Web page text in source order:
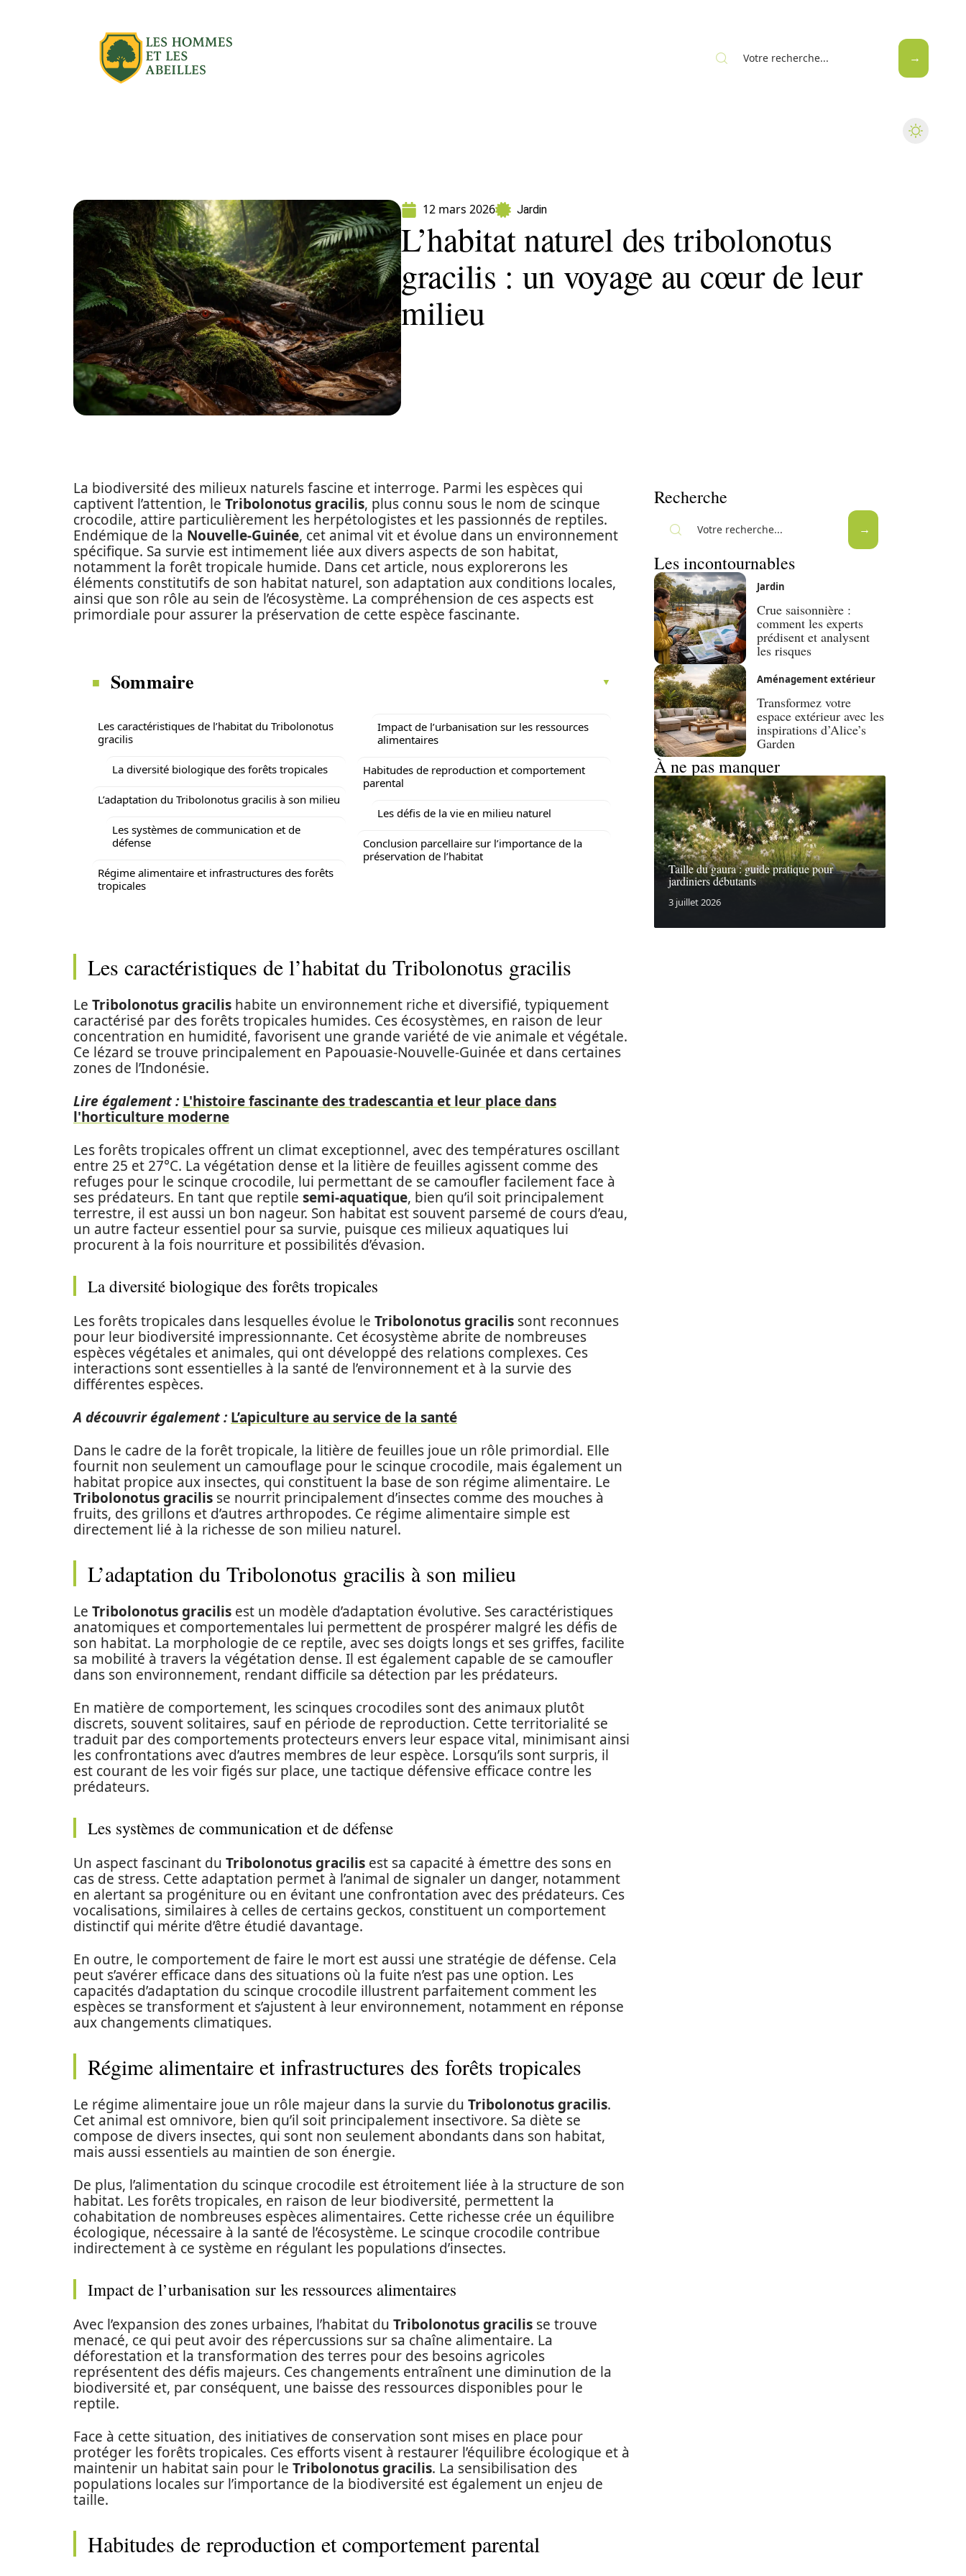
12 mars 2026 Jardin
L’habitat naturel des tribolonotus
gracilis : un voyage au cœur de leur
milieu
La biodiversité des milieux naturels fascine et interroge. Parmi les espèces qui
captivent l’attention, le Tribolonotus gracilis, plus connu sous le nom de scinque
crocodile, attire particulièrement les herpétologistes et les passionnés de reptiles.
Endémique de la Nouvelle-Guinée, cet animal vit et évolue dans un environnement
spécifique. Sa survie est intimement liée aux divers aspects de son habitat,
notamment la forêt tropicale humide. Dans cet article, nous explorerons les
éléments constitutifs de son habitat naturel, son adaptation aux conditions locales,
ainsi que son rôle au sein de l’écosystème. La compréhension de ces aspects est
primordiale pour assurer la préservation de cette espèce fascinante.
Sommaire
Les caractéristiques de l’habitat du Tribolonotus
gracilis
La diversité biologique des forêts tropicales
L’adaptation du Tribolonotus gracilis à son milieu
Les systèmes de communication et de
défense
Régime alimentaire et infrastructures des forêts
tropicales
Impact de l’urbanisation sur les ressources
alimentaires
Habitudes de reproduction et comportement
parental
Les défis de la vie en milieu naturel
Conclusion parcellaire sur l’importance de la
préservation de l’habitat
Les caractéristiques de l’habitat du Tribolonotus gracilis
Le Tribolonotus gracilis habite un environnement riche et diversifié, typiquement
caractérisé par des forêts tropicales humides. Ces écosystèmes, en raison de leur
concentration en humidité, favorisent une grande variété de vie animale et végétale.
Ce lézard se trouve principalement en Papouasie-Nouvelle-Guinée et dans certaines
zones de l’Indonésie.
Lire également : L'histoire fascinante des tradescantia et leur place dans
l'horticulture moderne
Les forêts tropicales offrent un climat exceptionnel, avec des températures oscillant
entre 25 et 27°C. La végétation dense et la litière de feuilles agissent comme des
refuges pour le scinque crocodile, lui permettant de se camoufler facilement face à
ses prédateurs. En tant que reptile semi-aquatique, bien qu’il soit principalement
terrestre, il est aussi un bon nageur. Son habitat est souvent parsemé de cours d’eau,
un autre facteur essentiel pour sa survie, puisque ces milieux aquatiques lui
procurent à la fois nourriture et possibilités d’évasion.
La diversité biologique des forêts tropicales
Les forêts tropicales dans lesquelles évolue le Tribolonotus gracilis sont reconnues
pour leur biodiversité impressionnante. Cet écosystème abrite de nombreuses
espèces végétales et animales, qui ont développé des relations complexes. Ces
interactions sont essentielles à la santé de l’environnement et à la survie des
différentes espèces.
A découvrir également : L’apiculture au service de la santé
Dans le cadre de la forêt tropicale, la litière de feuilles joue un rôle primordial. Elle
fournit non seulement un camouflage pour le scinque crocodile, mais également un
habitat propice aux insectes, qui constituent la base de son régime alimentaire. Le
Tribolonotus gracilis se nourrit principalement d’insectes comme des mouches à
fruits, des grillons et d’autres arthropodes. Ce régime alimentaire simple est
directement lié à la richesse de son milieu naturel.
L’adaptation du Tribolonotus gracilis à son milieu
Le Tribolonotus gracilis est un modèle d’adaptation évolutive. Ses caractéristiques
anatomiques et comportementales lui permettent de prospérer malgré les défis de
son habitat. La morphologie de ce reptile, avec ses doigts longs et ses griffes, facilite
sa mobilité à travers la végétation dense. Il est également capable de se camoufler
dans son environnement, rendant difficile sa détection par les prédateurs.
En matière de comportement, les scinques crocodiles sont des animaux plutôt
discrets, souvent solitaires, sauf en période de reproduction. Cette territorialité se
traduit par des comportements protecteurs envers leur espace vital, minimisant ainsi
les confrontations avec d’autres membres de leur espèce. Lorsqu’ils sont surpris, il
est courant de les voir figés sur place, une tactique défensive efficace contre les
prédateurs.
Les systèmes de communication et de défense
Un aspect fascinant du Tribolonotus gracilis est sa capacité à émettre des sons en
cas de stress. Cette adaptation permet à l’animal de signaler un danger, notamment
en alertant sa progéniture ou en évitant une confrontation avec des prédateurs. Ces
vocalisations, similaires à celles de certains geckos, constituent un comportement
distinctif qui mérite d’être étudié davantage.
En outre, le comportement de faire le mort est aussi une stratégie de défense. Cela
peut s’avérer efficace dans des situations où la fuite n’est pas une option. Les
capacités d’adaptation du scinque crocodile illustrent parfaitement comment les
espèces se transforment et s’ajustent à leur environnement, notamment en réponse
aux changements climatiques.
Régime alimentaire et infrastructures des forêts tropicales
Le régime alimentaire joue un rôle majeur dans la survie du Tribolonotus gracilis.
Cet animal est omnivore, bien qu’il soit principalement insectivore. Sa diète se
compose de divers insectes, qui sont non seulement abondants dans son habitat,
mais aussi essentiels au maintien de son énergie.
De plus, l’alimentation du scinque crocodile est étroitement liée à la structure de son
habitat. Les forêts tropicales, en raison de leur biodiversité, permettent la
cohabitation de nombreuses espèces alimentaires. Cette richesse crée un équilibre
écologique, nécessaire à la santé de l’écosystème. Le scinque crocodile contribue
indirectement à ce système en régulant les populations d’insectes.
Impact de l’urbanisation sur les ressources alimentaires
Avec l’expansion des zones urbaines, l’habitat du Tribolonotus gracilis se trouve
menacé, ce qui peut avoir des répercussions sur sa chaîne alimentaire. La
déforestation et la transformation des terres pour des besoins agricoles
représentent des défis majeurs. Ces changements entraînent une diminution de la
biodiversité et, par conséquent, une baisse des ressources disponibles pour le
reptile.
Face à cette situation, des initiatives de conservation sont mises en place pour
protéger les forêts tropicales. Ces efforts visent à restaurer l’équilibre écologique et à
maintenir un habitat sain pour le Tribolonotus gracilis. La sensibilisation des
populations locales sur l’importance de la biodiversité est également un enjeu de
taille.
Habitudes de reproduction et comportement parental
Recherche
Les incontournables
Jardin
Crue saisonnière :
comment les experts
prédisent et analysent
les risques
Aménagement extérieur
Transformez votre
espace extérieur avec les
inspirations d’Alice’s
Garden
À ne pas manquer
Taille du gaura : guide pratique pour
jardiniers débutants
3 juillet 2026